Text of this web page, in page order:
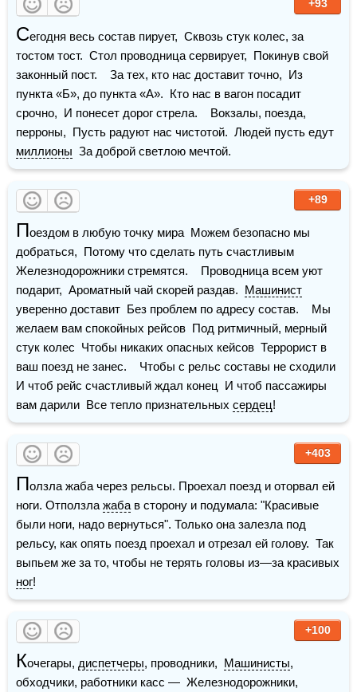
+93
Сегодня весь состав пирует,  Сквозь стук колес, за
тостом тост.  Стол проводница сервирует,  Покинув свой
законный пост.    За тех, кто нас доставит точно,  Из
пункта «Б», до пункта «А».  Кто нас в вагон посадит
срочно,  И понесет дорог стрела.    Вокзалы, поезда,
миллионы
  За доброй светлою мечтой.
+89
Поездом в любую точку мира  Можем безопасно мы
добраться,  Потому что сделать путь счастливым
Железнодорожники стремятся.    Проводница всем уют
подарит,  Ароматный чай скорей раздав. Машинист
уверенно доставит  Без проблем по адресу состав.    Мы
желаем вам спокойных рейсов  Под ритмичный, мерный
стук колес  Чтобы никаких опасных кейсов  Террорист в
ваш поезд не занес.    Чтобы с рельс составы не сходили
И чтоб рейс счастливый ждал конец  И чтоб пассажиры
вам дарили  Все тепло признательных сердец!
+403
Ползла жаба через рельсы. Проехал поезд и оторвал ей
ноги. Отползла жаба в сторону и подумала: "Красивые
были ноги, надо вернуться". Только она залезла под
рельсу, как опять поезд проехал и отрезал ей голову.  Так
ног!
+100
Кочегары, диспетчеры, проводники, Машинисты,
обходчики, работники касс —  Железнодорожники,